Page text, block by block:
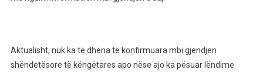
Aktualisht, nuk ka të dhëna të konfirmuara mbi gjendjen
shëndetësore të këngëtares apo nëse ajo ka pësuar lëndime